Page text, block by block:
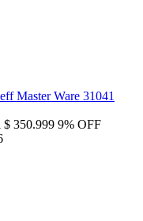
Master Ware 31041
$ 350.999 9% OFF